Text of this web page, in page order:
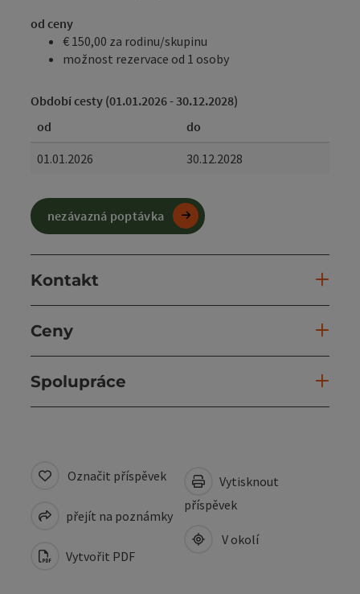
od ceny
€ 150,00 za rodinu/skupinu
možnost rezervace od 1 osoby
Období cesty (01.01.2026 - 30.12.2028)
od
do
01.01.2026
30.12.2028
nezávazná poptávka
Kontakt
Ceny
Spolupráce
Označit příspěvek
přejít na poznámky
Vytvořit PDF
Vytisknout
příspěvek
V okolí